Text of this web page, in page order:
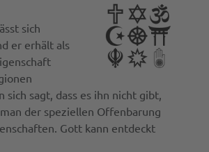
sich
er erhält als
sagt, dass es ihn nicht gibt,
der speziellen Offenbarung
Gott kann entdeckt